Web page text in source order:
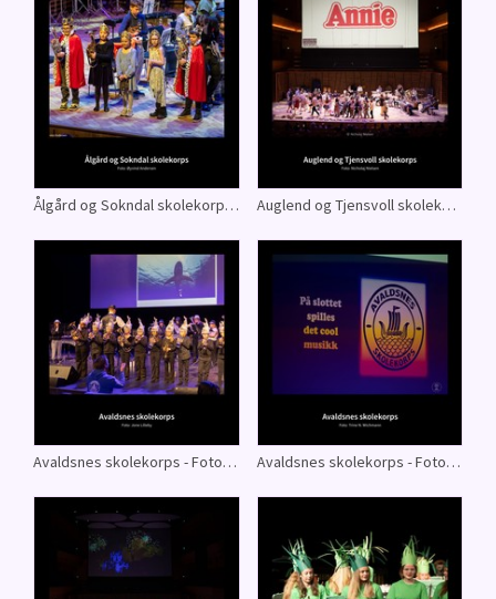
Ålgård og Sokndal skolekorps - Foto: Øyvind Andersen Auglend og Tjensvoll skolekorps - Nicholaj Nielsen
Avaldsnes skolekorps - Foto: Jone Lilleby Avaldsnes skolekorps - Foto: Trine N. Wichmann